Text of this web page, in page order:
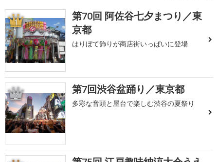
1
第70回 阿佐谷七夕まつり／東
京都
はりぼて飾りが商店街いっぱいに登場
2 第7回渋谷盆踊り／東京都
多彩な音頭と屋台で楽しむ渋谷の夏祭り